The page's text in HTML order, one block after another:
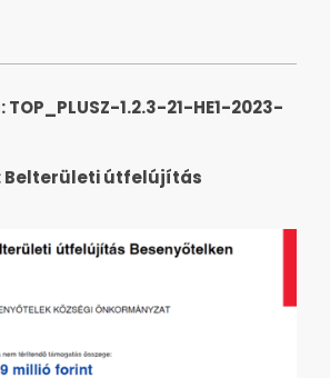
1.2.3-21-HE1-2023-
Belterületi útfelújítás